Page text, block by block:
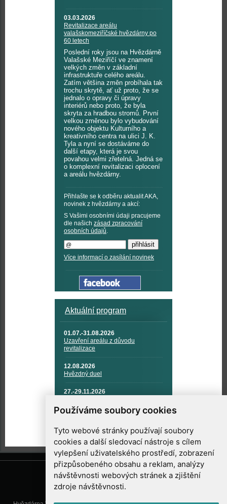
Používáme soubory cookies
Tyto webové stránky používají soubory
cookies a další sledovací nástroje s cílem
vylepšení uživatelského prostředí, zobrazení
přizpůsobeného obsahu a reklam, analýzy
návštěvnosti webových stránek a zjištění
zdroje návštěvnosti.
03.03.2026
Revitalizace areálu
valašskomeziříčské hvězdárny po
60 letech
Poslední roky jsou na Hvězdárně
Valašské Meziříčí ve znamení
velkých změn v základní
infrastruktuře celého areálu.
Zatím většina změn probíhala tak
trochu skrytě, ať už proto, že se
jednalo o opravy či úpravy
interiérů nebo proto, že byla
skryta za hradbou stromů. První
velkou změnou bylo vybudování
nového objektu Kulturního a
kreativního centra na ulici J. K.
Tyla a nyní se dostáváme do
další etapy, která je svou
povahou velmi zřetelná. Jedná se
o komplexní revitalizaci oplocení
a areálu hvězdárny.
Přihlašte se k odběru aktualit AKA,
novinek z hvězdárny a akcí:
S Vašimi osobními údaji pracujeme
dle našich zásad zpracování
osobních údajů.
Více informací o zasílání novinek
Aktuální program
01.07.-31.08.2026
Uzavření areálu z důvodu
revitalizace
12.08.2026
Hvězdný duel
27.-29.11.2026
TECHNIKA A KOSMICKÉ
TECHNOLOGIE